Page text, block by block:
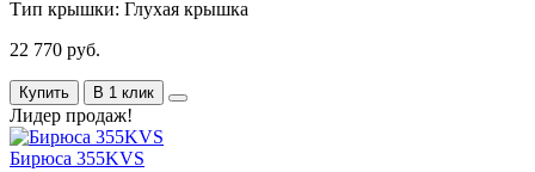
Тип крышки: Глухая крышка
22 770 руб.
Купить В 1 клик
Лидер продаж!
Бирюса 355KVS